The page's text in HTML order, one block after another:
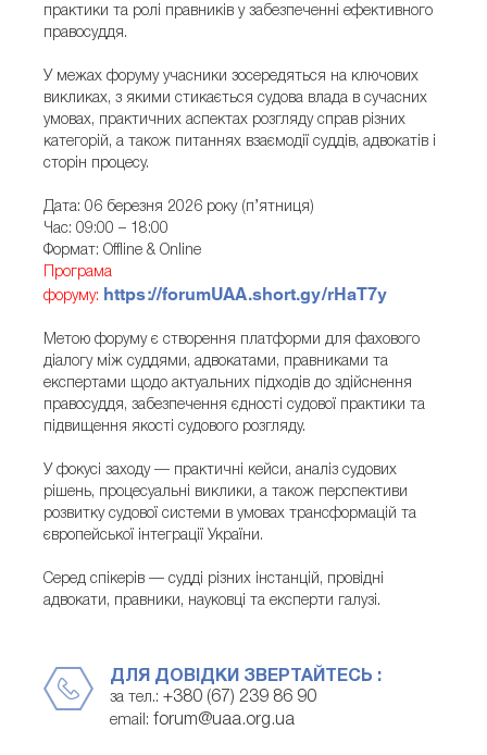
практики та ролі правників у забезпеченні ефективного
правосуддя.
У межах форуму учасники зосередяться на ключових
викликах, з якими стикається судова влада в сучасних
умовах, практичних аспектах розгляду справ різних
категорій, а також питаннях взаємодії суддів, адвокатів і
сторін процесу.
Дата: 06 березня 2026 року (п’ятниця)
Час: 09:00 – 18:00
Формат: Offline & Online
Програма
форуму: https://forumUAA.short.gy/rHaT7y
Метою форуму є створення платформи для фахового
діалогу між суддями, адвокатами, правниками та
експертами щодо актуальних підходів до здійснення
правосуддя, забезпечення єдності судової практики та
підвищення якості судового розгляду.
У фокусі заходу — практичні кейси, аналіз судових
рішень, процесуальні виклики, а також перспективи
розвитку судової системи в умовах трансформацій та
європейської інтеграції України.
Серед спікерів — судді різних інстанцій, провідні
адвокати, правники, науковці та експерти галузі.
ДЛЯ ДОВІДКИ ЗВЕРТАЙТЕСЬ :
за тел.: +380 (67) 239 86 90
email: forum@uaa.org.ua